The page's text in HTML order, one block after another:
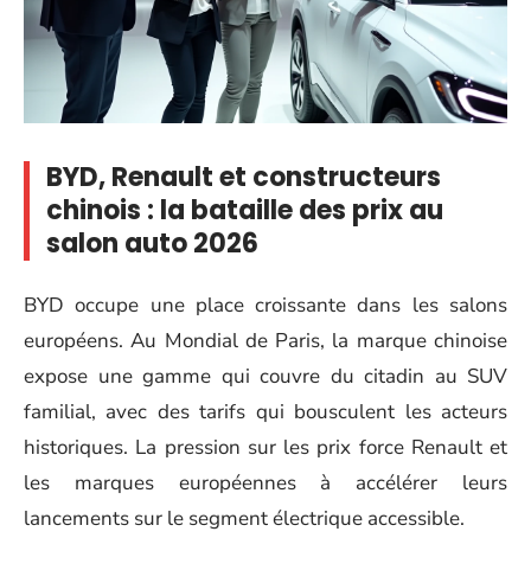
BYD, Renault et constructeurs
chinois : la bataille des prix au
salon auto 2026
BYD occupe une place croissante dans les salons
européens. Au Mondial de Paris, la marque chinoise
expose une gamme qui couvre du citadin au SUV
familial, avec des tarifs qui bousculent les acteurs
historiques. La pression sur les prix force Renault et
les marques européennes à accélérer leurs
lancements sur le segment électrique accessible.